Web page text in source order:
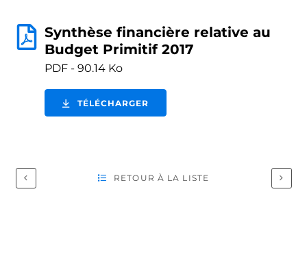
Synthèse financière relative au
Budget Primitif 2017
PDF - 90.14 Ko
TÉLÉCHARGER
RETOUR À LA LISTE